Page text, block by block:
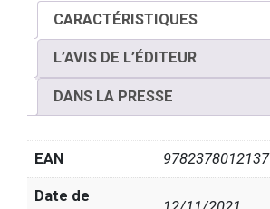
CARACTÉRISTIQUES
L’AVIS DE L’ÉDITEUR
DANS LA PRESSE
EAN 9782378012137
Date de